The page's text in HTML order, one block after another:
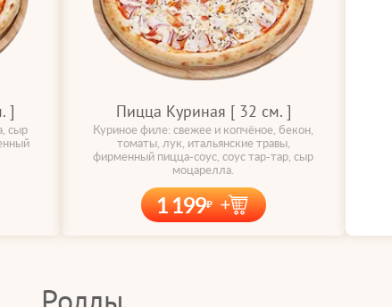
]
сыр
Пицца Куриная [ 32 cм. ]
Куриное филе: свежее и копчёное, бекон,
томаты, лук, итальянские травы,
фирменный пицца-соус, соус тар-тар, сыр
моцарелла.
1 199